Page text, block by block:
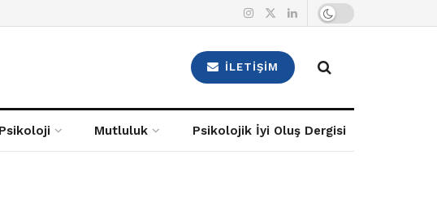
İLETIŞIM
Mutluluk Psikolojik İyi Oluş Dergisi